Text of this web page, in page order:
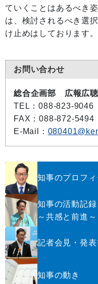
ていくことはあるべき
は、検討されるべき選
け止めはしております。
お問い合わせ
総合企画部 広報広
TEL ：088-823-9046
FAX ：088-872-5494
E-Mail
：
知事のプロフィ
知事の活動記録
～共感と前進～
記者会見・発
知事の動き